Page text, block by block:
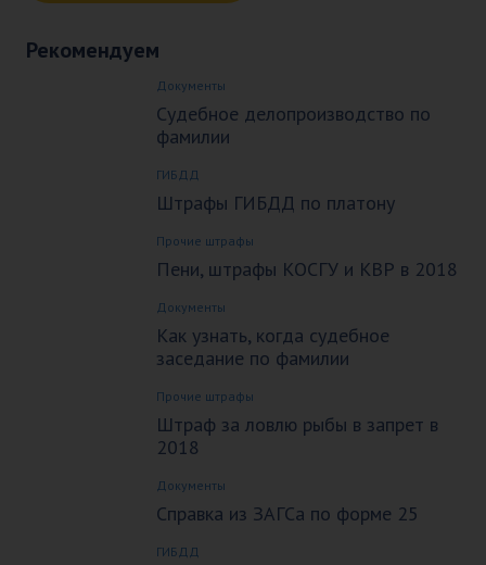
Рекомендуем
Документы
Судебное делопроизводство по
фамилии
ГИБДД
Штрафы ГИБДД по платону
Прочие штрафы
Пени, штрафы КОСГУ и КВР в 2018
Документы
Как узнать, когда судебное
заседание по фамилии
Прочие штрафы
Штраф за ловлю рыбы в запрет в
2018
Документы
Справка из ЗАГСа по форме 25
ГИБДД